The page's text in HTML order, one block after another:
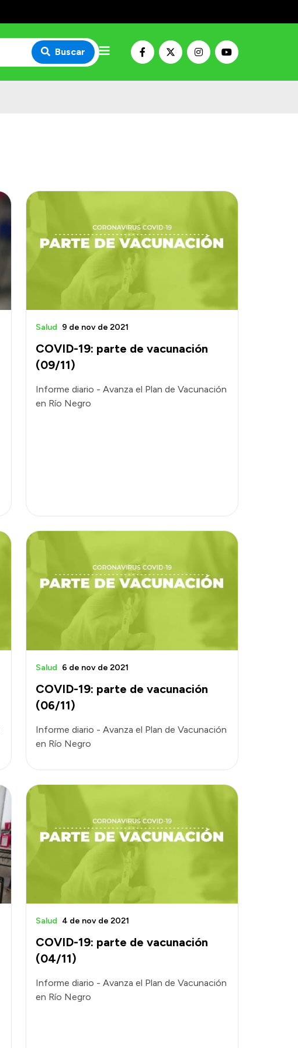
Buscar
COVID-19: parte de vacunación
(09/11)
Salud 9 de nov de 2021
Informe diario - Avanza el Plan de Vacunación
en Río Negro
COVID-19: parte de vacunación
(06/11)
Salud 6 de nov de 2021
Informe diario - Avanza el Plan de Vacunación
en Río Negro
COVID-19: parte de vacunación
(04/11)
Salud 4 de nov de 2021
Informe diario - Avanza el Plan de Vacunación
en Río Negro